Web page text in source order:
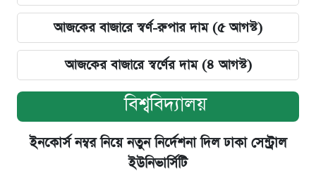
আজকের বাজারে স্বর্ণ-রুপার দাম (৫ আগস্ট)
আজকের বাজারে স্বর্ণের দাম (৪ আগস্ট)
বিশ্ববিদ্যালয়
ইনকোর্স নম্বর নিয়ে নতুন নির্দেশনা দিল ঢাকা সেন্ট্রাল
ইউনিভার্সিটি